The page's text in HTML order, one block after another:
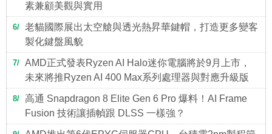
素兼顧美觀與實用
6
老貓國際展出太空艙與透光熱昇華鍵帽，打造更多變客
製化鍵盤風貌
7
AMD正式發表Ryzen AI Halo迷你電腦將於9月上市，
未來將推Ryzen AI 400 Max系列處理器與對應升級版
8
高通 Snapdragon 8 Elite Gen 6 Pro 爆料！AI Frame
Fusion 技術讓插幀跟 DLSS 一樣強？